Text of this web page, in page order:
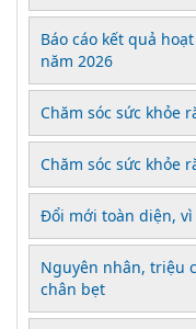
Báo cáo kết quả
năm 2026
Chăm sóc sức khỏe
Chăm sóc sức khỏe
Đổi mới toàn diện,
Nguyên nhân, triệu
chân bẹt